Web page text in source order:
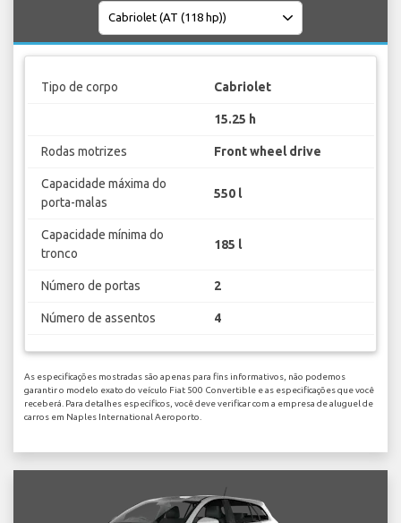
Tipo de corpo Cabriolet
15.25 h
Rodas motrizes Front wheel drive
Capacidade máxima do
porta-malas
550 l
Capacidade mínima do
tronco
185 l
Número de portas 2
Número de assentos 4
As especificações mostradas são apenas para fins informativos, não podemos
garantir o modelo exato do veículo Fiat 500 Convertible e as especificações que você
receberá. Para detalhes específicos, você deve verificar com a empresa de aluguel de
carros em Naples International Aeroporto.